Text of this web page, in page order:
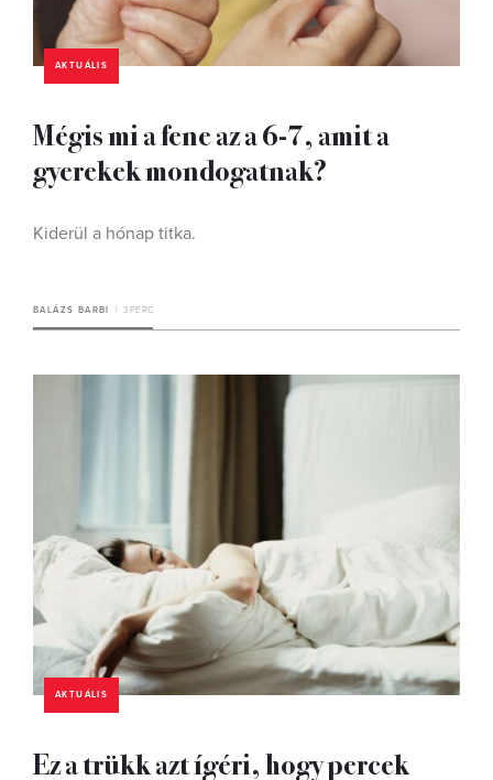
AKTUÁLIS
Mégis mi a fene az a 6-7, amit a
gyerekek mondogatnak?
Kiderül a hónap titka.
BALÁZS BARBI 3 PERC
AKTUÁLIS
Ez a trükk azt ígéri, hogy percek